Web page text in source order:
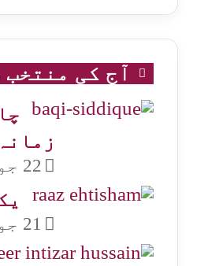
آج کی منتخب
22 جون, 2020
21 جون, 2020